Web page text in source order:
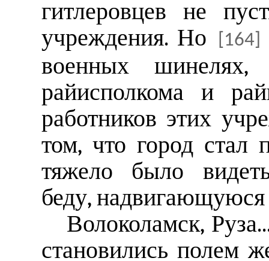
гитлеровцев не
учреждения. Но
[164]
военных шинелях,
райисполкома и
работников этих
том, что город стал
тяжело было
беду, надвигающуюся
Волоколамск,
становились полем